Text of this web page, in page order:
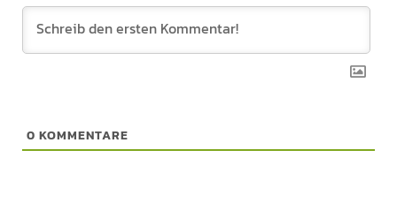
0 KOMMENTARE